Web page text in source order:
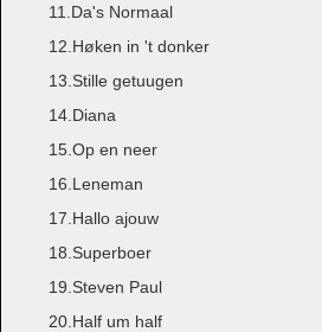
11.Da's Normaal
12.Høken in 't donker
13.Stille getuugen
14.Diana
15.Op en neer
16.Leneman
17.Hallo ajouw
18.Superboer
19.Steven Paul
20.Half um half